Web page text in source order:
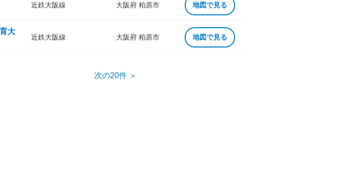
近鉄大阪線 大阪府 柏原市 地図で見る
大
近鉄大阪線 大阪府 柏原市 地図で見る
次の20件 ＞